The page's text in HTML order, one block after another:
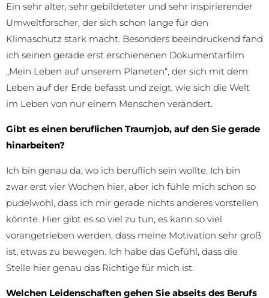
Ein sehr alter, sehr gebildeteter und sehr inspirierender
Umweltforscher, der sich schon lange für den
Klimaschutz stark macht. Besonders beeindruckend fand
ich seinen gerade erst erschienenen Dokumentarfilm
„Mein Leben auf unserem Planeten“, der sich mit dem
Leben auf der Erde befasst und zeigt, wie sich die Welt
im Leben von nur einem Menschen verändert.
Gibt es einen beruflichen Traumjob, auf den Sie gerade
hinarbeiten?
Ich bin genau da, wo ich beruflich sein wollte. Ich bin
zwar erst vier Wochen hier, aber ich fühle mich schon so
pudelwohl, dass ich mir gerade nichts anderes vorstellen
könnte. Hier gibt es so viel zu tun, es kann so viel
vorangetrieben werden, dass meine Motivation sehr groß
ist, etwas zu bewegen. Ich habe das Gefühl, dass die
Stelle hier genau das Richtige für mich ist.
Welchen Leidenschaften gehen Sie abseits des Berufs